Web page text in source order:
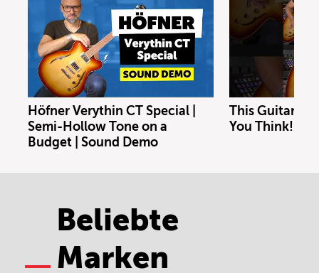
Höfner Verythin CT Special |
Semi-Hollow Tone on a
Budget | Sound Demo
This Guitar
You Think!
Beliebte
Marken